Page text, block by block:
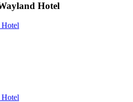
Hotel
Hotel
Hotel